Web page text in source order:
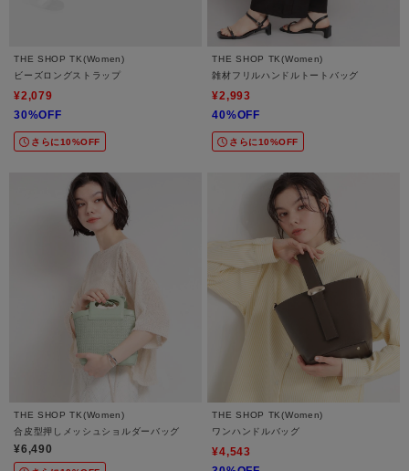
THE SHOP TK(Women)
ビーズロングストラップ
¥2,079
30%OFF
さらに10%OFF
THE SHOP TK(Women)
雑材フリルハンドルトートバッグ
¥2,993
40%OFF
さらに10%OFF
THE SHOP TK(Women)
合皮型押しメッシュショルダーバッグ
¥6,490
THE SHOP TK(Women)
ワンハンドルバッグ
¥4,543